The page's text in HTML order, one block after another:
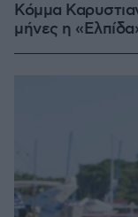
Κόμμα
μήνες η